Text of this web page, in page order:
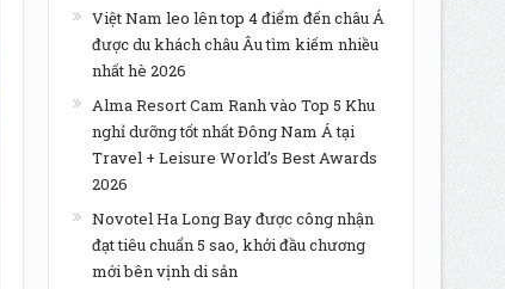
Việt Nam leo lên top 4 điểm đến châu Á
được du khách châu Âu tìm kiếm nhiều
nhất hè 2026
Alma Resort Cam Ranh vào Top 5 Khu
nghỉ dưỡng tốt nhất Đông Nam Á tại
Travel + Leisure World’s Best Awards
2026
Novotel Ha Long Bay được công nhận
đạt tiêu chuẩn 5 sao, khởi đầu chương
mới bên vịnh di sản